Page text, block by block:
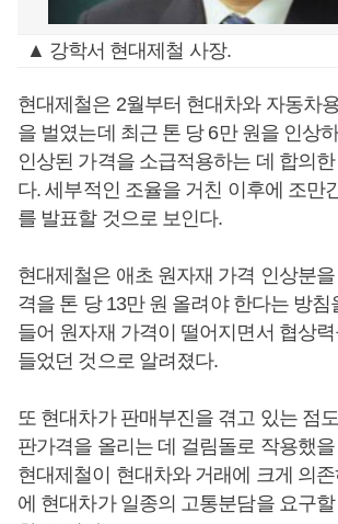
▲ 강학서 현대제철 사장.
현대제철은 2월부터 현대차와 자동차
을 벌였는데 최근 톤 당 6만 원을 인상
인상된 가격을 소급적용하는 데 합의
다. 세부적인 조율을 거친 이후에 조만
를 발표할 것으로 보인다.
현대제철은 애초 원자재 가격 인상분
격을 톤 당 13만 원 올려야 한다는 방침
들어 원자재 가격이 떨어지면서 협상
들었던 것으로 알려졌다.
또 현대차가 판매부진을 겪고 있는 점
판가격을 올리는 데 걸림돌로 작용했
현대제철이 현대차와 거래에 크게 의
에 현대차가 일종의 고통분담을 요구